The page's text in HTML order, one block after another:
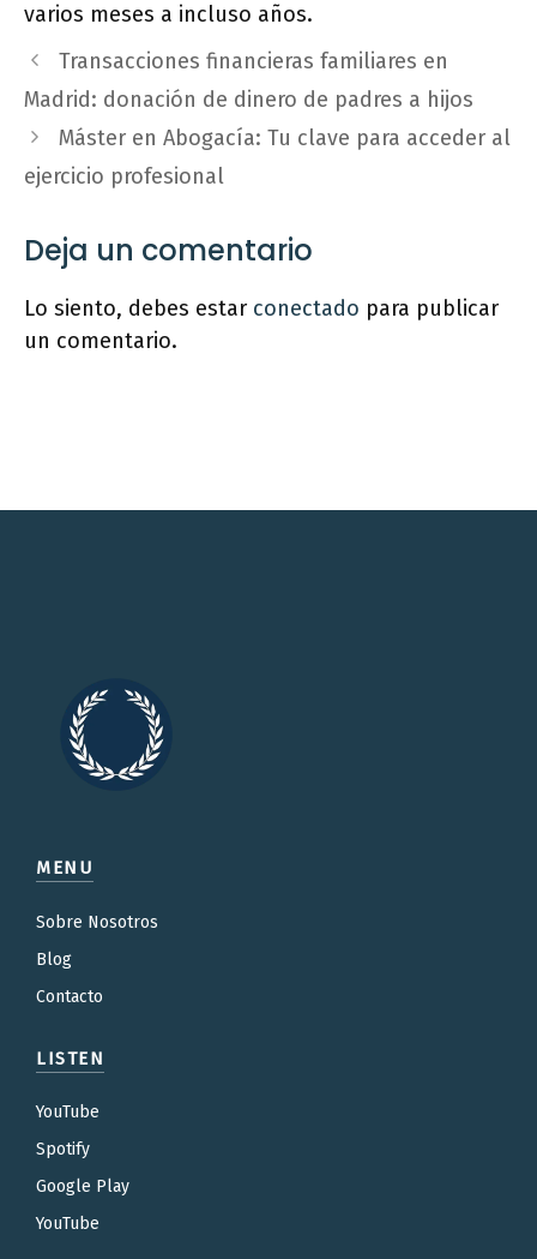
varios meses a incluso años.
Transacciones financieras familiares en
Madrid: donación de dinero de padres a hijos
Máster en Abogacía: Tu clave para acceder al
ejercicio profesional
Deja un comentario
Lo siento, debes estar conectado para publicar
un comentario.
MENU
Sobre Nosotros
Blog
Contacto
LISTEN
YouTube
Spotify
Google Play
YouTube